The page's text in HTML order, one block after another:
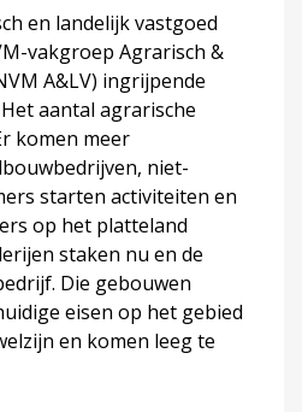
en landelijk vastgoed
vakgroep Agrarisch &
A&LV) ingrijpende
aantal agrarische
komen meer
niet-
starten activiteiten en
op het platteland
staken nu en de
Die gebouwen
eisen op het gebied
en komen leeg te